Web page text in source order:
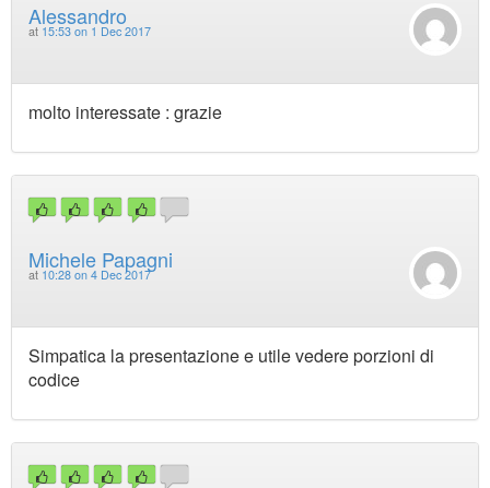
Alessandro
at 15:53 on 1 Dec 2017
molto interessate : grazie
Michele Papagni
at 10:28 on 4 Dec 2017
Simpatica la presentazione e utile vedere porzioni di
codice